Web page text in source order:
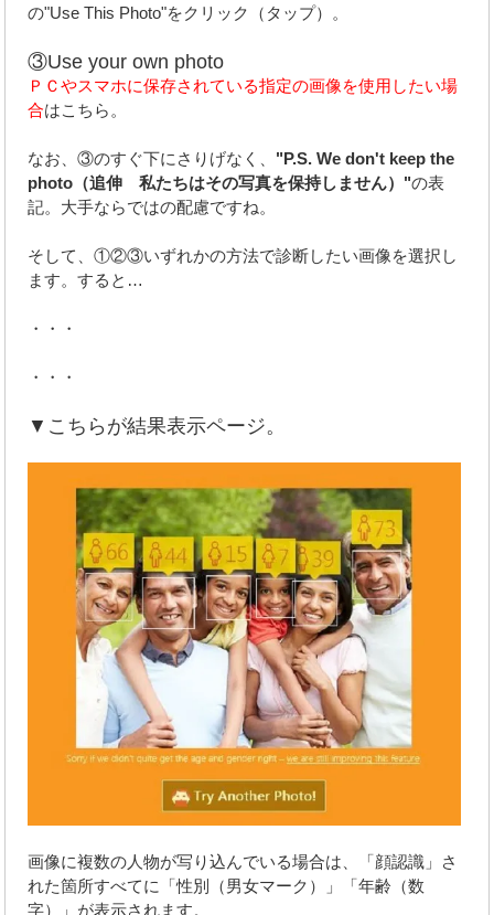
の"Use This Photo"をクリック（タップ）。
③Use your own photo
ＰＣやスマホに保存されている指定の画像を使用したい場
合はこちら。
なお、③のすぐ下にさりげなく、 "P.S. We don't keep the
photo（追伸 私たちはその写真を保持しません）"の表
記。大手ならではの配慮ですね。
そして、①②③いずれかの方法で診断したい画像を選択し
ます。すると…
・・・
・・・
▼こちらが結果表示ページ。
画像に複数の人物が写り込んでいる場合は、「顔認識」さ
れた箇所すべてに「性別（男女マーク）」「年齢（数
字）」が表示されます。